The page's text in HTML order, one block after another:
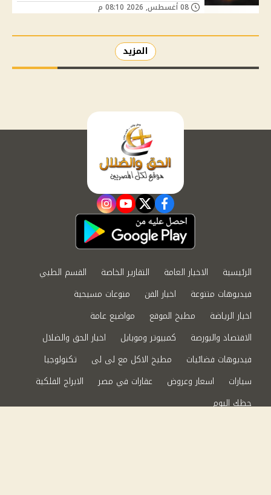
المزيد
facebook
twitter
youtube
instagram
الرئيسية الاخبار العامة التقارير الخاصة
القسم الطبي
فيديوهات متنوعة
اخبار الفن
منوعات مسيحية
اخبار الرياضة
مطبخ الموقع
مواضيع عامة
الاقتصاد والبورصة
كمبيوتر وموبايل
اخبار الحق والضلال
فيديوهات فضائيات
مطبخ الاكل مع لى لى
تكنولوجيا
سيارات
اسعار وعروض عقارات في مصر
الابراج الفلكية
حظك اليوم